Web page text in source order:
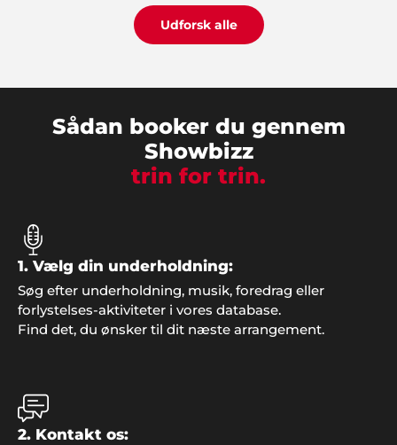
"En konfirmation er en stor begivenhed, både for
konfirmand, forældre og familie. Vi havde valgt at
gøre lidt ekstra ud af det til festen og bookede
klarede det hele. Stor ros og stor tak herfra".
Underholdningen vi bookede hos jer sad lige i
skabet".
Udforsk alle
Sådan booker du gennem
Showbizz
trin for trin.
1. Vælg din underholdning:
Søg efter underholdning, musik, foredrag eller
forlystelses-aktiviteter i vores database.
Find det, du ønsker til dit næste arrangement.
2. Kontakt os: